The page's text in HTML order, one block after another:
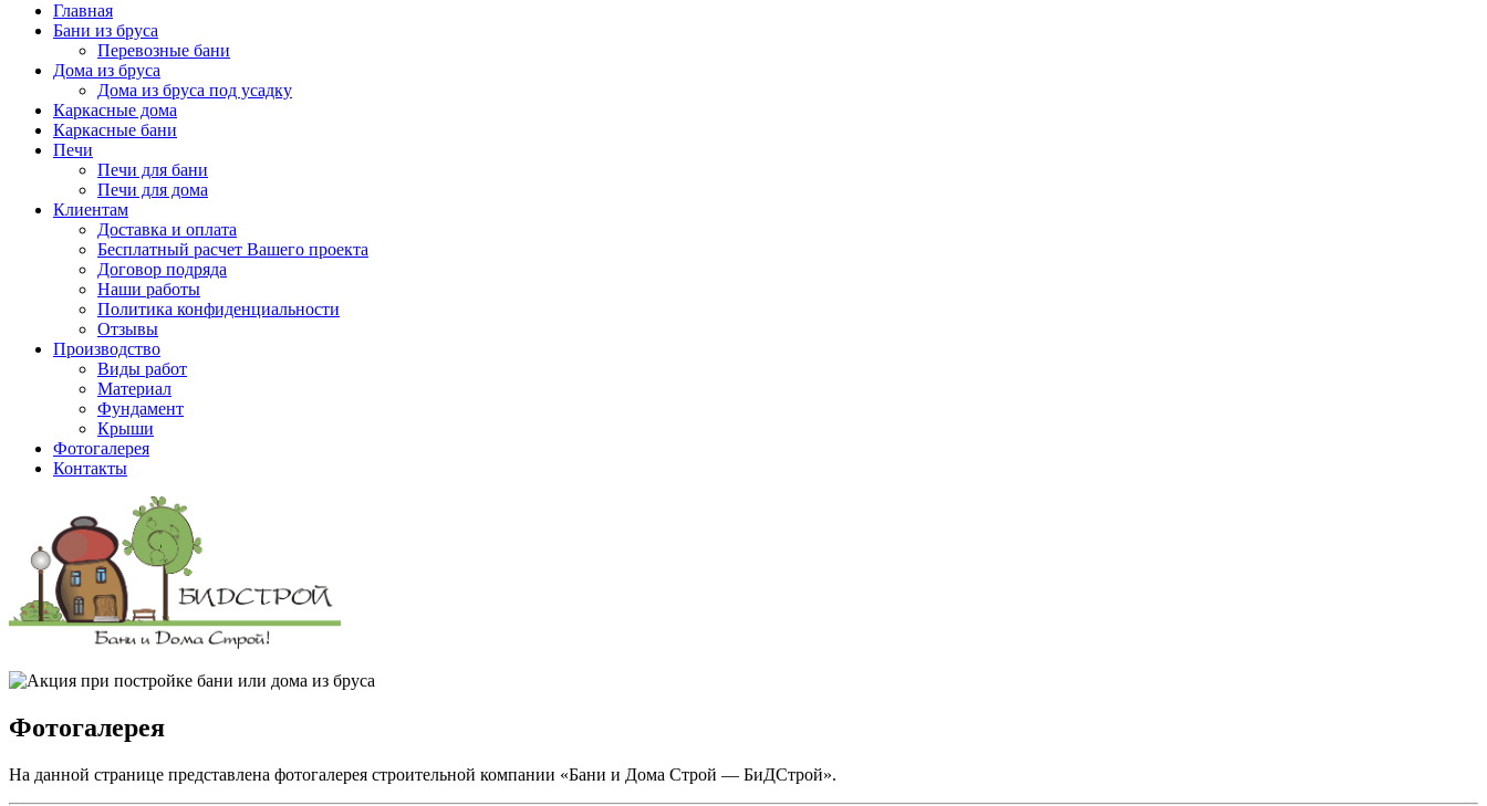
Главная
Бани из бруса
Перевозные бани
Дома из бруса
Дома из бруса под усадку
Каркасные дома
Каркасные бани
Печи
Печи для бани
Печи для дома
Клиентам
Доставка и оплата
Бесплатный расчет Вашего проекта
Договор подряда
Наши работы
Политика конфиденциальности
Отзывы
Производство
Виды работ
Материал
Фундамент
Крыши
Фотогалерея
Контакты
Фотогалерея
На данной странице представлена фотогалерея строительной компании «Бани и Дома Строй — БиДСтрой».